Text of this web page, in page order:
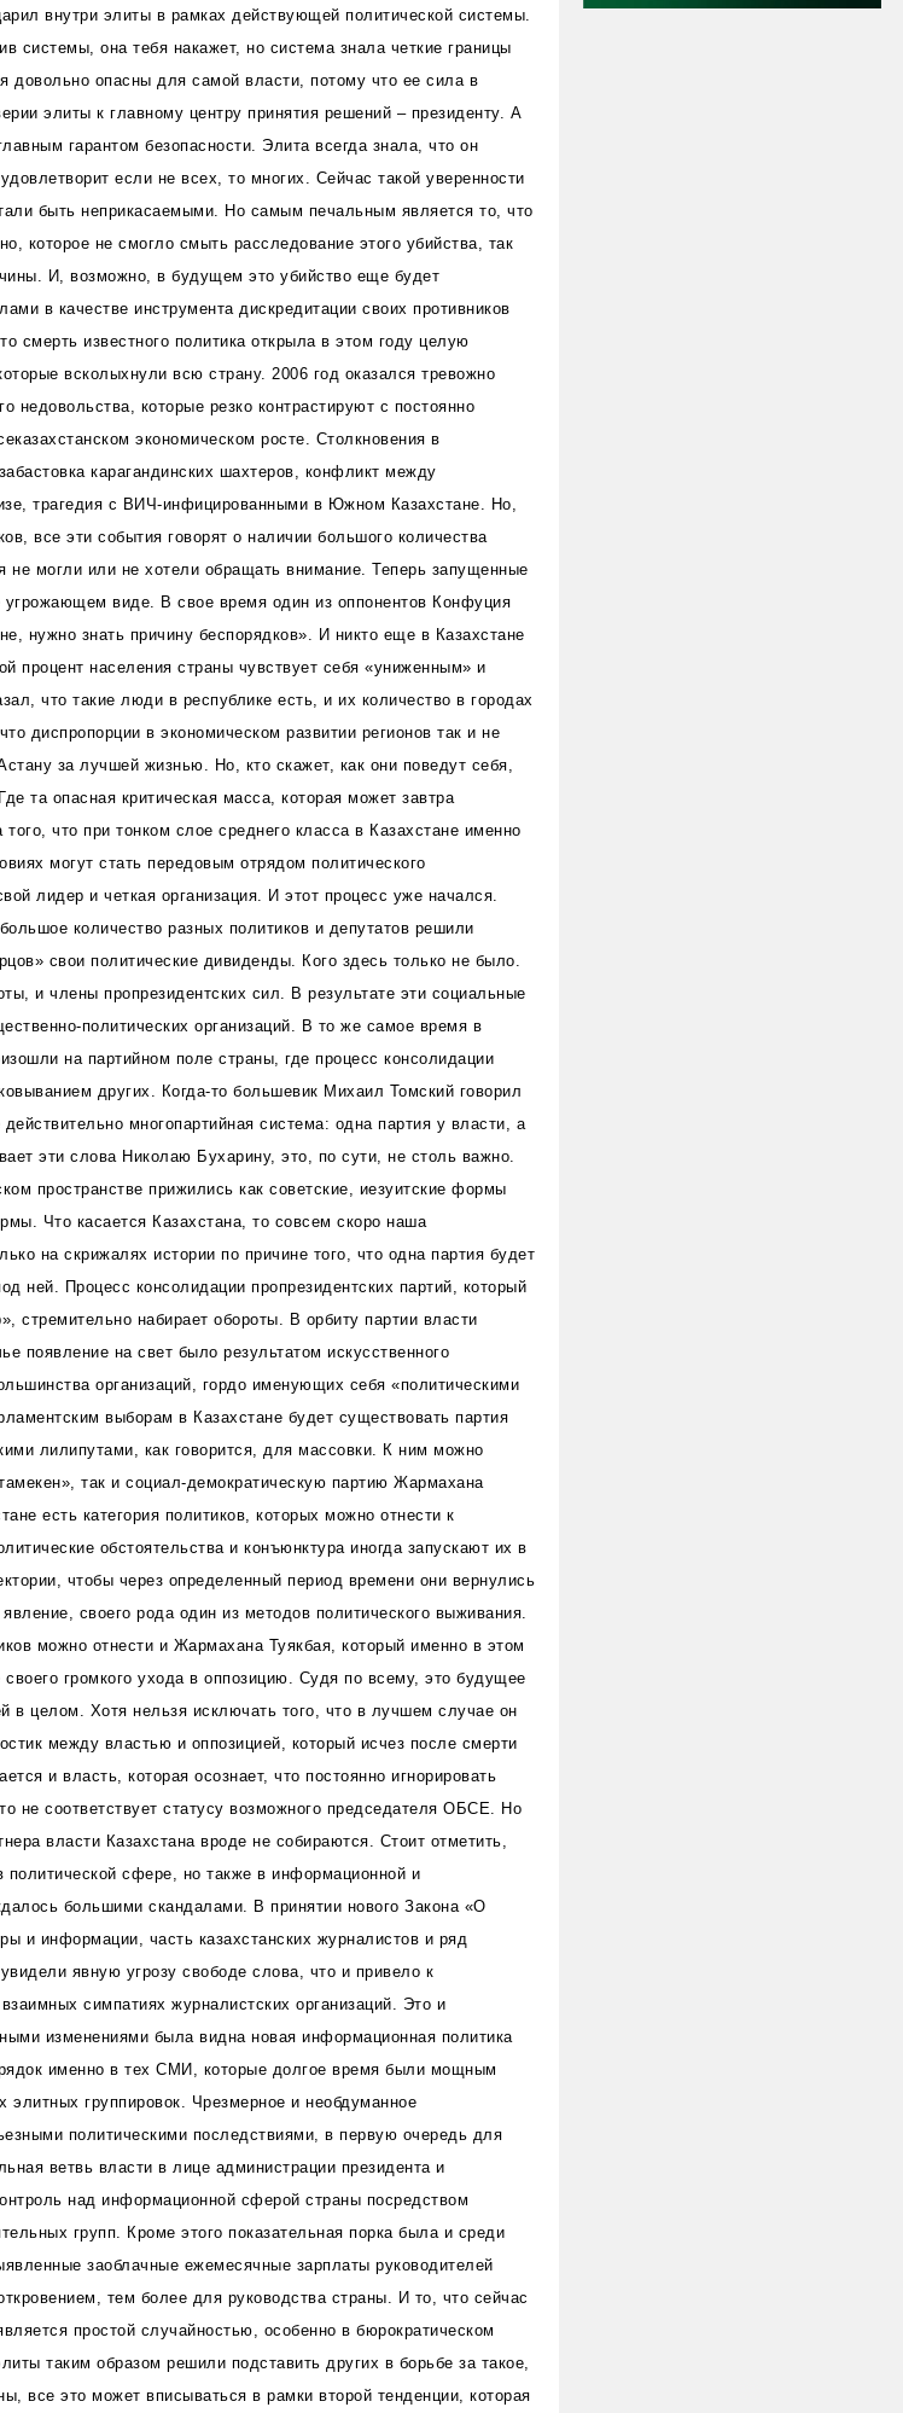
внутри элиты в рамках действующей политической системы.
системы, она тебя накажет, но система знала четкие границы
довольно опасны для самой власти, потому что ее сила в
элиты к главному центру принятия решений – президенту. А
гарантом безопасности. Элита всегда знала, что он
если не всех, то многих. Сейчас такой уверенности
быть неприкасаемыми. Но самым печальным является то, что
которое не смогло смыть расследование этого убийства, так
И, возможно, в будущем это убийство еще будет
в качестве инструмента дискредитации своих противников
смерть известного политика открыла в этом году целую
всколыхнули всю страну. 2006 год оказался тревожно
недовольства, которые резко контрастируют с постоянно
экономическом росте. Столкновения в
карагандинских шахтеров, конфликт между
трагедия с ВИЧ-инфицированными в Южном Казахстане. Но,
все эти события говорят о наличии большого количества
не могли или не хотели обращать внимание. Теперь запущенные
виде. В свое время один из оппонентов Конфуция
нужно знать причину беспорядков». И никто еще в Казахстане
процент населения страны чувствует себя «униженным» и
что такие люди в республике есть, и их количество в городах
диспропорции в экономическом развитии регионов так и не
за лучшей жизнью. Но, кто скажет, как они поведут себя,
та опасная критическая масса, которая может завтра
что при тонком слое среднего класса в Казахстане именно
могут стать передовым отрядом политического
лидер и четкая организация. И этот процесс уже начался.
количество разных политиков и депутатов решили
свои политические дивиденды. Кого здесь только не было.
и члены пропрезидентских сил. В результате эти социальные
политических организаций. В то же самое время в
на партийном поле страны, где процесс консолидации
других. Когда-то большевик Михаил Томский говорил
многопартийная система: одна партия у власти, а
эти слова Николаю Бухарину, это, по сути, не столь важно.
пространстве прижились как советские, иезуитские формы
Что касается Казахстана, то совсем скоро наша
на скрижалях истории по причине того, что одна партия будет
ней. Процесс консолидации пропрезидентских партий, который
стремительно набирает обороты. В орбиту партии власти
появление на свет было результатом искусственного
организаций, гордо именующих себя «политическими
выборам в Казахстане будет существовать партия
лилипутами, как говорится, для массовки. К ним можно
так и социал-демократическую партию Жармахана
есть категория политиков, которых можно отнести к
обстоятельства и конъюнктура иногда запускают их в
чтобы через определенный период времени они вернулись
своего рода один из методов политического выживания.
можно отнести и Жармахана Туякбая, который именно в этом
громкого ухода в оппозицию. Судя по всему, это будущее
в целом. Хотя нельзя исключать того, что в лучшем случае он
между властью и оппозицией, который исчез после смерти
и власть, которая осознает, что постоянно игнорировать
не соответствует статусу возможного председателя ОБСЕ. Но
власти Казахстана вроде не собираются. Стоит отметить,
сфере, но также в информационной и
большими скандалами. В принятии нового Закона «О
и информации, часть казахстанских журналистов и ряд
явную угрозу свободе слова, что и привело к
симпатиях журналистских организаций. Это и
изменениями была видна новая информационная политика
именно в тех СМИ, которые долгое время были мощным
элитных группировок. Чрезмерное и необдуманное
политическими последствиями, в первую очередь для
ветвь власти в лице администрации президента и
над информационной сферой страны посредством
групп. Кроме этого показательная порка была и среди
заоблачные ежемесячные зарплаты руководителей
тем более для руководства страны. И то, что сейчас
простой случайностью, особенно в бюрократическом
таким образом решили подставить других в борьбе за такое,
все это может вписываться в рамки второй тенденции, которая